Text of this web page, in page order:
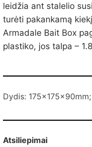
leidžia ant stalelio
turėti pakankamą
Armadale Bait Box
plastiko, jos talpa –
Dydis: 175x175x90
Atsiliepimai